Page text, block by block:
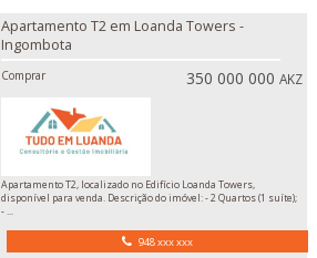
Apartamento T2 em Loanda Towers -
Ingombota
Comprar 350 000 000AKZ
Apartamento T2, localizado no Edifício Loanda Towers,
disponível para venda. Descrição do imóvel: - 2 Quartos (1 suíte);
- ...
948 xxx xxx